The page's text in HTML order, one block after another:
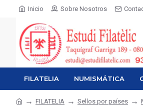
Inicio Sobre Nosotros
FILATELIA NUMISMÁTICA
FILATELIA Sellos por países